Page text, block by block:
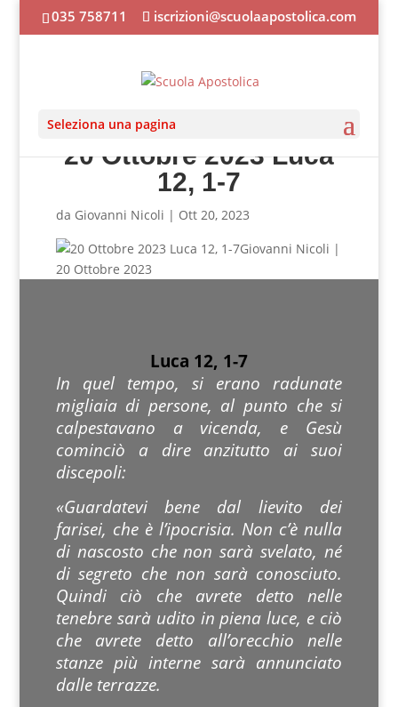
035 758711 iscrizioni@scuolaapostolica.com
Seleziona una pagina
20 Ottobre 2023 Luca
12, 1-7
da Giovanni Nicoli | Ott 20, 2023
Giovanni Nicoli |
20 Ottobre 2023
Luca 12, 1-7
In quel tempo, si erano radunate
migliaia di persone, al punto che si
calpestavano a vicenda, e Gesù
cominciò a dire anzitutto ai suoi
discepoli:
«Guardatevi bene dal lievito dei
farisei, che è l’ipocrisia. Non c’è nulla
di nascosto che non sarà svelato, né
di segreto che non sarà conosciuto.
Quindi ciò che avrete detto nelle
tenebre sarà udito in piena luce, e ciò
che avrete detto all’orecchio nelle
stanze più interne sarà annunciato
dalle terrazze.